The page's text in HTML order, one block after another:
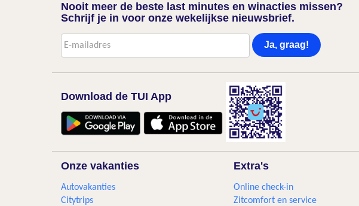
Nooit meer de beste last minutes en winacties missen?
Schrijf je in voor onze wekelijkse nieuwsbrief.
Ja, graag!
Download de TUI App
Onze vakanties
Autovakanties
Citytrips
Extra's
Online check-in
Zitcomfort en service